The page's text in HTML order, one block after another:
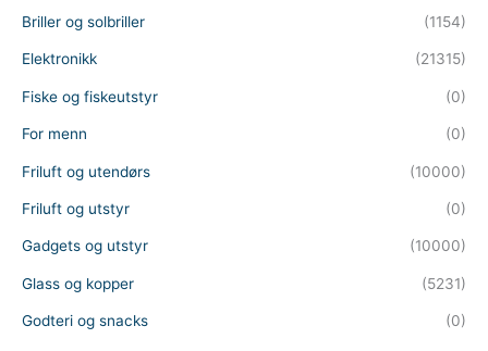
Briller og solbriller (1154)
Elektronikk (21315)
Fiske og fiskeutstyr (0)
For menn (0)
Friluft og utendørs (10000)
Friluft og utstyr (0)
Gadgets og utstyr (10000)
Glass og kopper (5231)
Godteri og snacks (0)